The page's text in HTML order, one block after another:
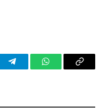
TelegramWhatsAppCopy